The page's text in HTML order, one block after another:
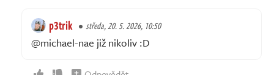
p3trik středa, 20. 5. 2026, 10:50
@michael-nae již nikoliv :D